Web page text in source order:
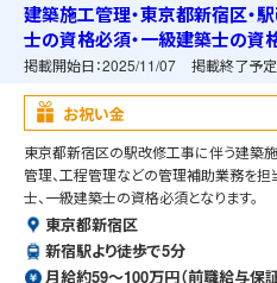
建築施工管理・東京都新宿区・
士の資格必須・一級建築士の資
掲載開始日：2025/11/07 掲載終了予定
お祝い金
東京都新宿区の駅改修工事に伴う建築
管理、工程管理などの管理補助業務を担
士、一級建築士の資格必須となります。
東京都新宿区
新宿駅より徒歩で5分
月給約59〜100万円（前職給与保証